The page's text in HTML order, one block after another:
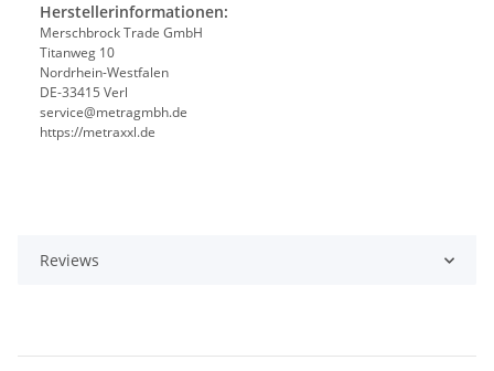
Herstellerinformationen:
Merschbrock Trade GmbH
Titanweg 10
Nordrhein-Westfalen
DE-33415 Verl
service@metragmbh.de
https://metraxxl.de
Reviews